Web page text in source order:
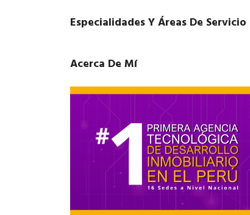
Especialidades Y Áreas De Servicio
Acerca De Mí